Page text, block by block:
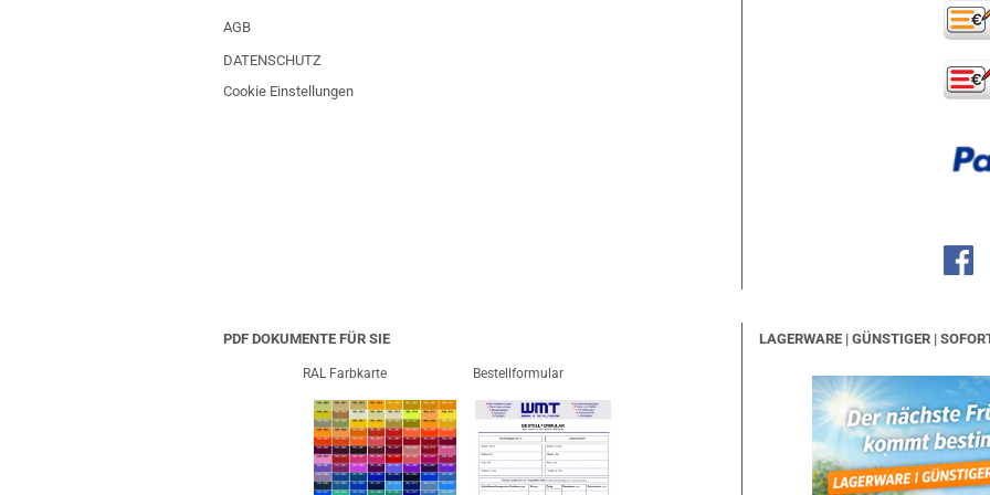
AGB
DATENSCHUTZ
Cookie Einstellungen
PDF DOKUMENTE FÜR SIE
RAL Farbkarte Bestellformular
LAGERWARE | GÜNSTIGER |